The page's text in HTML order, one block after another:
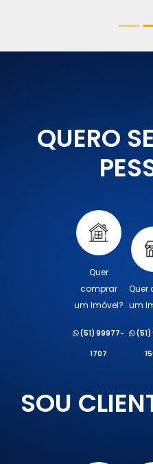
QUERO
Quer
comprar
um Imóvel?
(51) 99977-
1707
Quer
um
(51)
SOU